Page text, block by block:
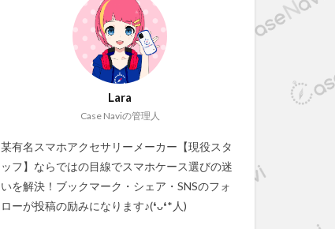
Lara
Case Naviの管理人
某有名スマホアクセサリーメーカー【現役スタ
ッフ】ならではの目線でスマホケース選びの迷
いを解決！ブックマーク・シェア・SNSのフォ
ローが投稿の励みになります♪(❛ᴗ❛*人)